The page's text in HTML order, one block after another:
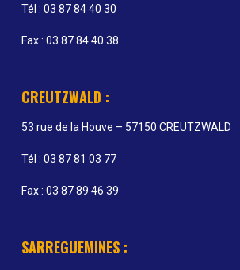
Tél : 03 87 84 40 30
Fax : 03 87 84 40 38
CREUTZWALD :
53 rue de la Houve – 57150 CREUTZWALD
Tél : 03 87 81 03 77
Fax : 03 87 89 46 39
SARREGUEMINES :